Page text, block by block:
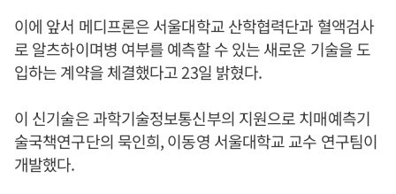
이에 앞서 메디프론은 서울대학교 산학협력단과 혈액검사
로 알츠하이며병 여부를 예측할 수 있는 새로운 기술을 도
입하는 계약을 체결했다고 23일 밝혔다.
이 신기술은 과학기술정보통신부의 지원으로 치매예측기
술국책연구단의 묵인희, 이동영 서울대학교 교수 연구팀이
개발했다.